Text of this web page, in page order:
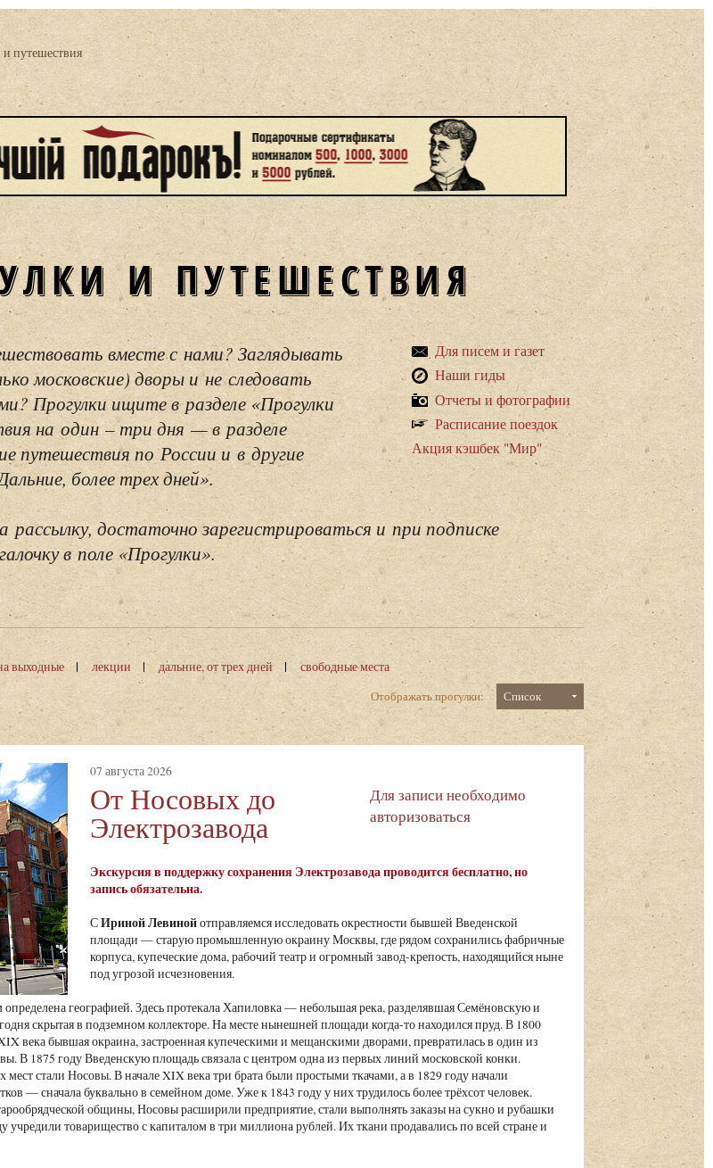
путешествия
И ПУТЕШЕСТВИЯ
Для писем и газет
Наши гиды
Отчеты и фотографии
Расписание поездок
Акция кэшбек "Мир"
вместе с нами? Заглядывать
московские) дворы и не следовать
Прогулки ищите в разделе «Прогулки
на один – три дня — в разделе
путешествия по России и в другие
более трех дней».
достаточно зарегистрироваться и при подписке
в поле «Прогулки».
выходные лекции дальние, от трех дней
свободные места
Отображать прогулки:
Список
07 августа 2026
От Носовых до
Электрозавода
Для записи необходимо
авторизоваться
Экскурсия в поддержку сохранения Электрозавода проводится бесплатно, но
запись обязательна.
СИриной Левинойотправляемся исследовать окрестности бывшей Введенской
площади — старую промышленную окраину Москвы, где рядом сохранились фабричные
корпуса, купеческие дома, рабочий театр и огромный завод-крепость, находящийся ныне
под угрозой исчезновения.
географией. Здесь протекала Хапиловка — небольшая река, разделявшая Семёновскую и
скрытая в подземном коллекторе. На месте нынешней площади когда-то находился пруд. В 1800
века бывшая окраина, застроенная купеческими и мещанскими дворами, превратилась в один из
В 1875 году Введенскую площадь связала с центром одна из первых линий московской конки.
стали Носовы. В начале XIX века три брата были простыми ткачами, а в 1829 году начали
— сначала буквально в семейном доме. Уже к 1843 году у них трудилось более трёхсот человек.
общины, Носовы расширили предприятие, стали выполнять заказы на сукно и рубашки
учредили товарищество с капиталом в три миллиона рублей. Их ткани продавались по всей стране и